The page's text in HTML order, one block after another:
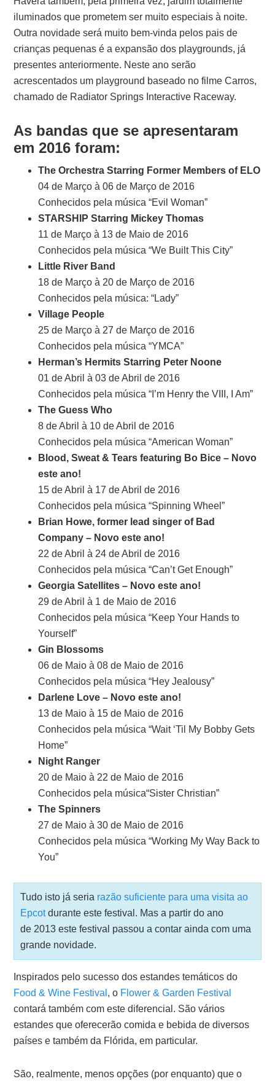
iluminados que prometem ser muito especiais à noite.
Outra novidade será muito bem-vinda pelos pais de
crianças pequenas é a expansão dos playgrounds, já
presentes anteriormente. Neste ano serão
acrescentados um playground baseado no filme Carros,
chamado de Radiator Springs Interactive Raceway.
As bandas que se apresentaram
em 2016 foram:
The Orchestra Starring Former Members of ELO
04 de Março à 06 de Março de 2016
Conhecidos pela música “Evil Woman”
STARSHIP Starring Mickey Thomas
11 de Março à 13 de Maio de 2016
Conhecidos pela música “We Built This City”
Little River Band
18 de Março à 20 de Março de 2016
Conhecidos pela música: “Lady”
Village People
25 de Março à 27 de Março de 2016
Conhecidos pela música “YMCA”
Herman’s Hermits Starring Peter Noone
01 de Abril à 03 de Abril de 2016
Conhecidos pela música “I’m Henry the VIII, I Am”
The Guess Who
8 de Abril à 10 de Abril de 2016
Conhecidos pela música “American Woman”
Blood, Sweat & Tears featuring Bo Bice – Novo
este ano!
15 de Abril à 17 de Abril de 2016
Conhecidos pela música “Spinning Wheel”
Brian Howe, former lead singer of Bad
Company – Novo este ano!
22 de Abril à 24 de Abril de 2016
Conhecidos pela música “Can’t Get Enough”
Georgia Satellites – Novo este ano!
29 de Abril à 1 de Maio de 2016
Conhecidos pela música “Keep Your Hands to
Yourself”
Gin Blossoms
06 de Maio à 08 de Maio de 2016
Conhecidos pela música “Hey Jealousy”
Darlene Love – Novo este ano!
13 de Maio à 15 de Maio de 2016
Conhecidos pela música “Wait ‘Til My Bobby Gets
Home”
Night Ranger
20 de Maio à 22 de Maio de 2016
Conhecidos pela música“Sister Christian”
The Spinners
27 de Maio à 30 de Maio de 2016
Conhecidos pela música “Working My Way Back to
You”
Tudo isto já seria razão suficiente para uma visita ao
Epcotdurante este festival. Mas a partir do ano
de 2013 este festival passou a contar ainda com uma
grande novidade.
Inspirados pelo sucesso dos estandes temáticos do
Food & Wine Festival , o Flower & Garden Festival
contará também com este diferencial. São vários
estandes que oferecerão comida e bebida de diversos
países e também da Flórida, em particular.
São, realmente, menos opções (por enquanto) que o